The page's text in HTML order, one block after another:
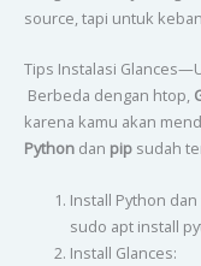
source, tapi untuk
Tips Instalasi
Berbeda dengan htop,
karena kamu akan
Pythondan pipsudah
Install Python
sudo apt install
Install Glances: